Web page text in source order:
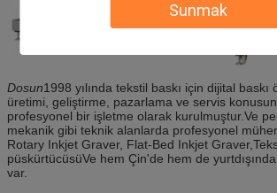
Sunmak
Dosun1998 yılında tekstil baskı için dijital baskı
üretimi, geliştirme, pazarlama ve servis
profesyonel bir işletme olarak kurulmuştur.Ve
mekanik gibi teknik alanlarda profesyonel
Rotary Inkjet Graver, Flat-Bed Inkjet
püskürtücüsüVe hem Çin'de hem de
var.